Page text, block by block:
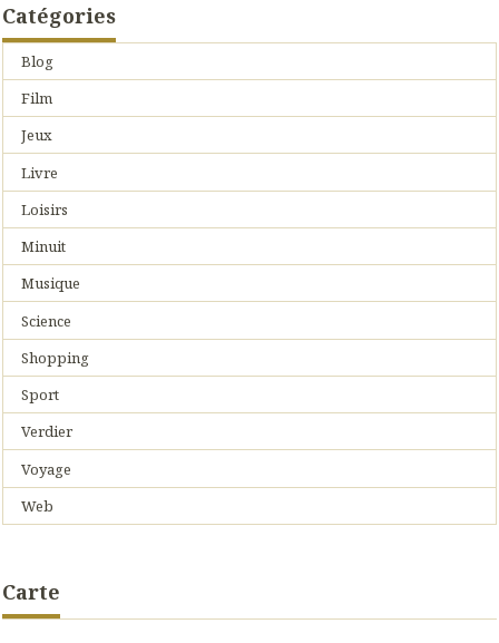
Catégories
Blog
Film
Jeux
Livre
Loisirs
Minuit
Musique
Science
Shopping
Sport
Verdier
Voyage
Web
Carte